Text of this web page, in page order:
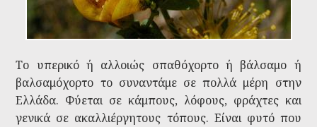
Το υπερικό ή αλλοιώς σπαθόχορτο ή βάλσαμο ή
βαλσαμόχορτο το συναντάμε σε πολλά μέρη στην
Ελλάδα. Φύεται σε κάμπους, λόφους, φράχτες και
γενικά σε ακαλλιέργητους τόπους. Είναι φυτό που